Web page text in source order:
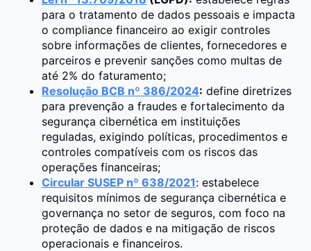
para o tratamento de dados pessoais e impacta
o compliance financeiro ao exigir controles
sobre informações de clientes, fornecedores e
parceiros e prevenir sanções como multas de
até 2% do faturamento;
Resolução BCB nº 386/2024: define diretrizes
para prevenção a fraudes e fortalecimento da
segurança cibernética em instituições
reguladas, exigindo políticas, procedimentos e
controles compatíveis com os riscos das
operações financeiras;
Circular SUSEP nº 638/2021: estabelece
requisitos mínimos de segurança cibernética e
governança no setor de seguros, com foco na
proteção de dados e na mitigação de riscos
operacionais e financeiros.